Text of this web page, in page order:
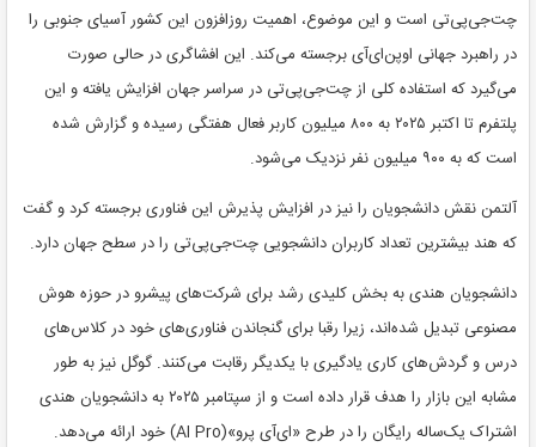
چت‌جی‌پی‌تی است و این موضوع، اهمیت روزافزون این کشور آسیای جنوبی را
در راهبرد جهانی اوپن‌ای‌آی برجسته می‌کند. این افشاگری در حالی صورت
می‌گیرد که استفاده کلی از چت‌جی‌پی‌تی در سراسر جهان افزایش یافته و این
پلتفرم تا اکتبر ۲۰۲۵ به ۸۰۰ میلیون کاربر فعال هفتگی رسیده و گزارش شده
است که به ۹۰۰ میلیون نفر نزدیک می‌شود.
آلتمن نقش دانشجویان را نیز در افزایش پذیرش این فناوری برجسته کرد و گفت
که هند بیشترین تعداد کاربران دانشجویی چت‌جی‌پی‌تی را در سطح جهان دارد.
دانشجویان هندی به بخش کلیدی رشد برای شرکت‌های پیشرو در حوزه هوش
مصنوعی تبدیل شده‌اند، زیرا رقبا برای گنجاندن فناوری‌های خود در کلاس‌های
درس و گردش‌های کاری یادگیری با یکدیگر رقابت می‌کنند. گوگل نیز به طور
مشابه این بازار را هدف قرار داده است و از سپتامبر ۲۰۲۵ به دانشجویان هندی
اشتراک یک‌ساله رایگان را در طرح «ای‌آی پرو»(AI Pro) خود ارائه می‌دهد.